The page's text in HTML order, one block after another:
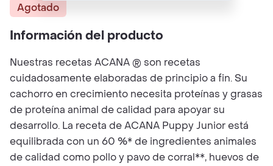
Agotado
Información del producto
Nuestras recetas ACANA ® son recetas
cuidadosamente elaboradas de principio a fin. Su
cachorro en crecimiento necesita proteínas y grasas
de proteína animal de calidad para apoyar su
desarrollo. La receta de ACANA Puppy Junior está
equilibrada con un 60 %* de ingredientes animales
de calidad como pollo y pavo de corral**, huevos de